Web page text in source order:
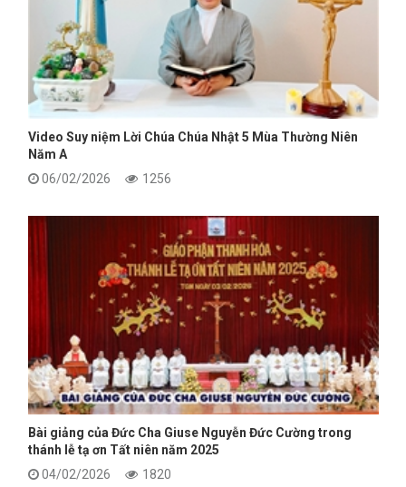
Video Suy niệm Lời Chúa Chúa Nhật 5 Mùa Thường Niên
Năm A
06/02/2026
1256
Bài giảng của Đức Cha Giuse Nguyễn Đức Cường trong
thánh lễ tạ ơn Tất niên năm 2025
04/02/2026
1820